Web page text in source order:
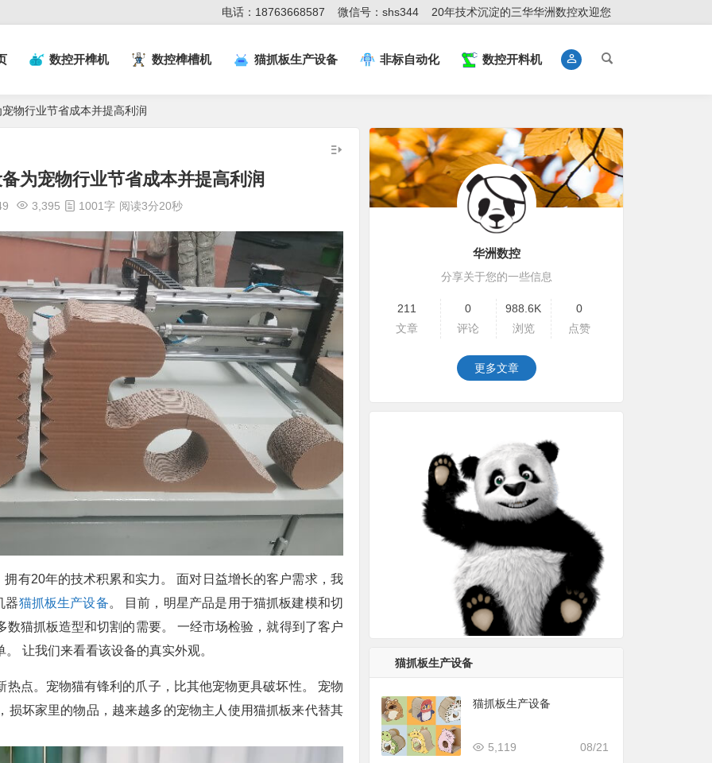
电话：18763668587 微信号：shs344 20年技术沉淀的三华华洲数控欢迎您
数控开榫机 数控榫槽机 猫抓板生产设备 非标自动化 数控开料机
物行业节省成本并提高利润
为宠物行业节省成本并提高利润
3,395 1001字 阅读3分20秒
有20年的技术积累和实力。 面对日益增长的客户需求，我
器猫抓板生产设备。 目前，明星产品是用于猫抓板建模和切
猫抓板造型和切割的需要。 一经市场检验，就得到了客户
让我们来看看该设备的真实外观。
点。宠物猫有锋利的爪子，比其他宠物更具破坏性。 宠物
损坏家里的物品，越来越多的宠物主人使用猫抓板来代替其
华洲数控
分享关于您的一些信息
211
文章
0
评论
988.6K
浏览
0
点赞
更多文章
猫抓板生产设备
猫抓板生产设备
08/21
5,119